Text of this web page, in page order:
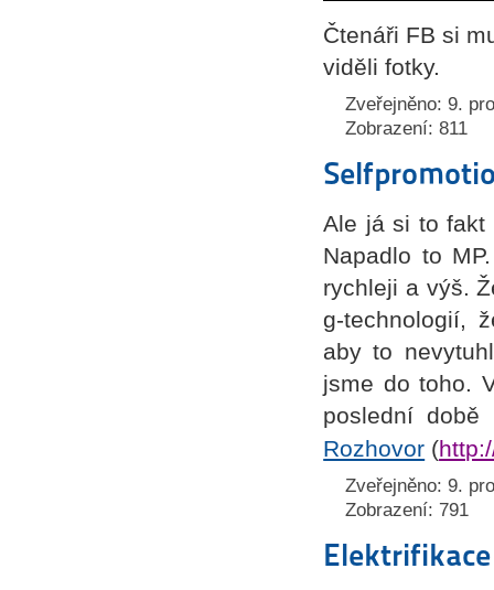
Čtenáři FB si
viděli fotky.
Zveřejněno: 9.
Zobrazení: 811
Ale já si to fakt
Napadlo to
rychleji a výš.
g-technologií,
aby to
jsme do toho.
poslední době
Rozhovor (
Zveřejněno: 9.
Zobrazení: 791